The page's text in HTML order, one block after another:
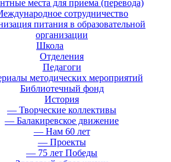
места для приема (перевода)
сотрудничество
питания в образовательной
организации
Школа
Отделения
Педагоги
методических мероприятий
Библиотечный фонд
История
— Творческие коллективы
— Балакиревское движение
— Нам 60 лет
— Проекты
— 75 лет Победы